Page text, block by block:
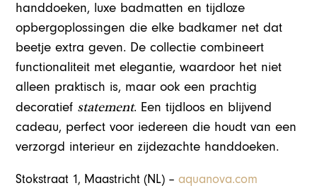
handdoeken, luxe badmatten en tijdloze
opbergoplossingen die elke badkamer net dat
beetje extra geven. De collectie combineert
functionaliteit met elegantie, waardoor het niet
alleen praktisch is, maar ook een prachtig
decoratief statement. Een tijdloos en blijvend
cadeau, perfect voor iedereen die houdt van een
verzorgd interieur en zijdezachte handdoeken.
Stokstraat 1, Maastricht (NL) –aquanova.com